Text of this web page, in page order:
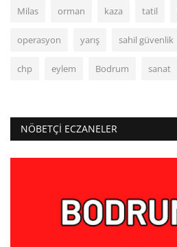
Milas orman kaza tatil
operasyon yarış sahil güvenlik
chp eylem Bodrum sanat
NÖBETÇI ECZANELER